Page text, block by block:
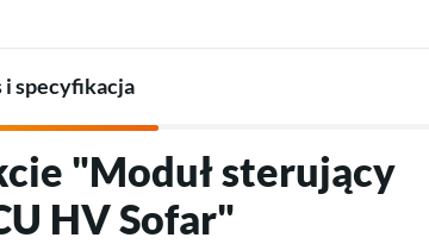
i specyfikacja
"Moduł sterujący
HV Sofar"